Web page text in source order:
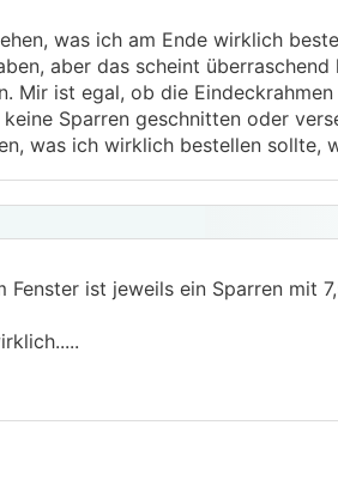
was ich am Ende wirklich
aber das scheint
Mir ist egal, ob die
Sparren geschnitten oder
was ich wirklich bestellen sollte,
ist jeweils ein Sparren mit